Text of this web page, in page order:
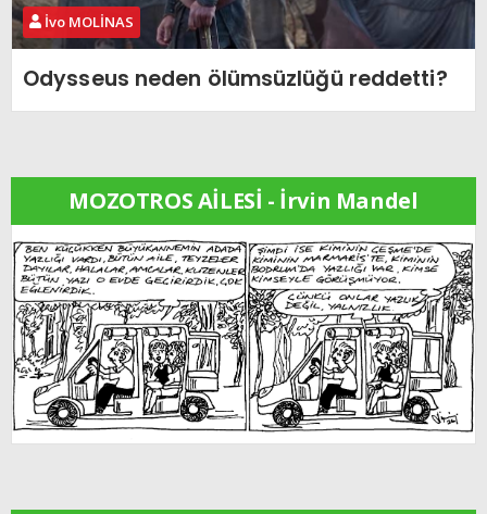
İvo MOLİNAS
Odysseus neden ölümsüzlüğü reddetti?
MOZOTROS AİLESİ - İrvin Mandel